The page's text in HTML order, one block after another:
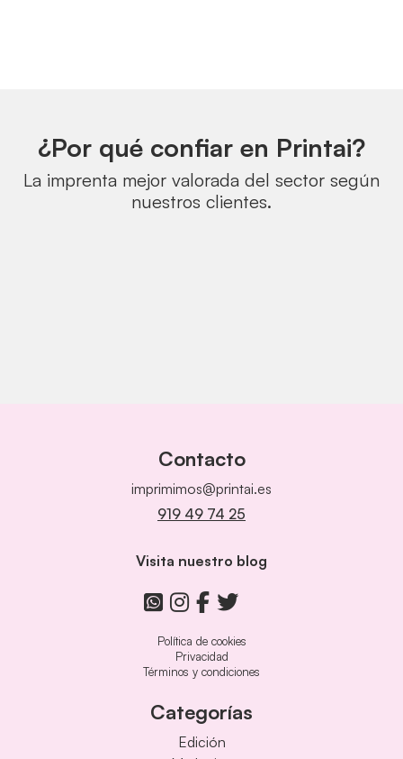
¿Por qué confiar en Printai?
La imprenta mejor valorada del sector según
nuestros clientes.
Contacto
imprimimos@printai.es
919 49 74 25
Visita nuestro blog
Política de cookies
Privacidad
Términos y condiciones
Categorías
Edición